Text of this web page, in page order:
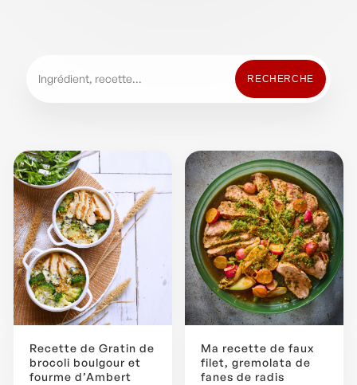
Recette de Gratin de
brocoli boulgour et
fourme d’Ambert
Ma recette de faux
filet, gremolata de
fanes de radis